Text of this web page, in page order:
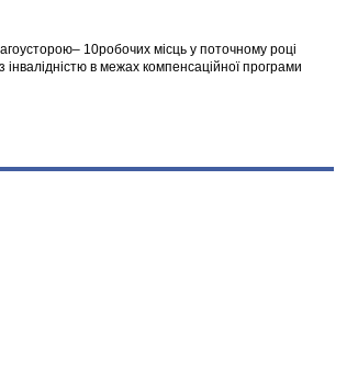
10робочих місць у поточному році
в межах компенсаційної програми